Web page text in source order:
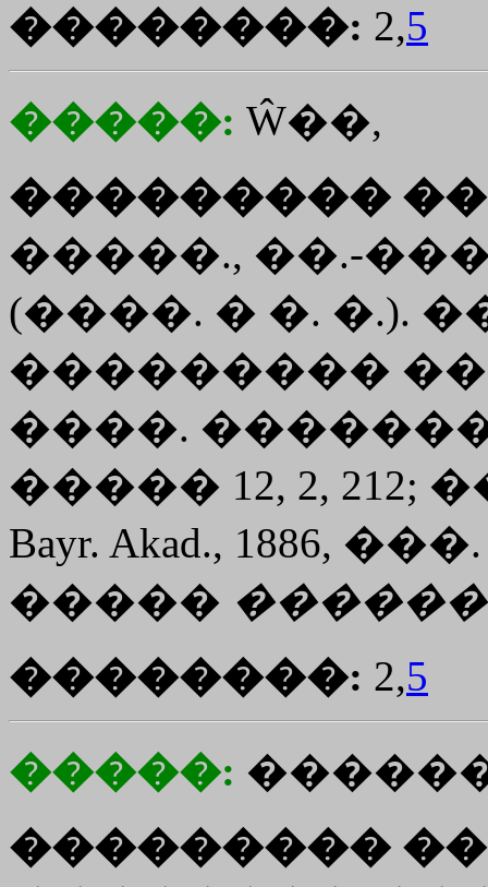
��������: 2,5
�����: Ŵ��,
���������
�����., ��.-
(����. � �. �.).
���������
����.
����� 12, 2, 212;
Bayr. Akad., 1886,
�����
��������: 2,5
�����:
���������